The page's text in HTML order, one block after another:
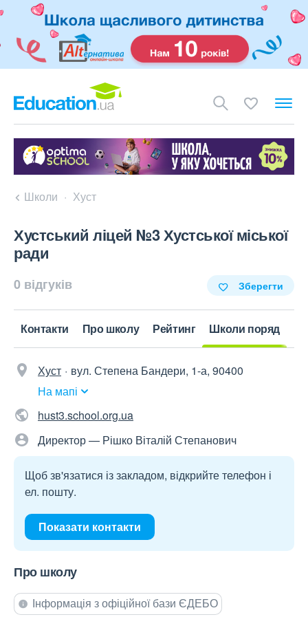
Школи Хуст
Хустський ліцей №3 Хустської міської
ради
0 відгуків Зберегти
Контакти Про школу Рейтинг Школи поряд
Хуст
вул. Степена Бандери, 1-а, 90400
На мапі
hust3.school.org.ua
Директор — Рішко Віталій Степанович
Щоб зв'язатися із закладом, відкрийте телефон і
ел. пошту.
Показати контакти
Про школу
Інформація з офіційної бази ЄДЕБО